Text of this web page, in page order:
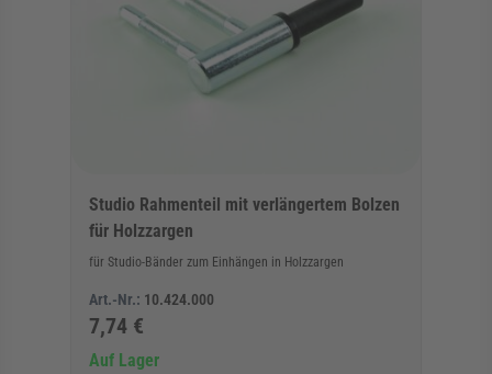
Studio Rahmenteil mit verlängertem Bolzen
für Holzzargen
für Studio-Bänder zum Einhängen in Holzzargen
Art.-Nr.: 10.424.000
7,74 €
Auf Lager